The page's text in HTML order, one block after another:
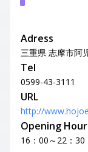
Adress
三重県 志摩市阿
Tel
0599-43-3111
URL
http://
Opening
16：00～22：30